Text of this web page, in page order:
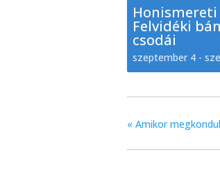
Felvidéki
csodái
szeptember 4 -
« Amikor